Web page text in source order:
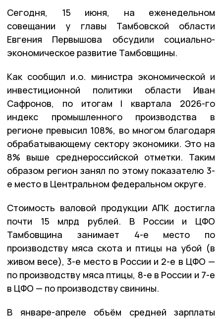
Сегодня, 15 июня, на еженедельном
совещании у главы Тамбовской области
Евгения Первышова обсудили социально-
экономическое развитие Тамбовщины.
Как сообщил и.о. министра экономической и
инвестиционной политики области Иван
Сафронов, по итогам I квартала 2026-го
индекс промышленного производства в
регионе превысил 108%, во многом благодаря
обрабатывающему сектору экономики. Это на
8% выше среднероссийской отметки. Таким
образом регион занял по этому показателю 3-
е место в Центральном федеральном округе.
Стоимость валовой продукции АПК достигла
почти 15 млрд рублей. В России и ЦФО
Тамбовщина занимает 4-е место по
производству мяса скота и птицы на убой (в
живом весе), 3-е место в России и 2-е в ЦФО —
по производству мяса птицы, 8-е в России и 7-е
в ЦФО — по производству свинины.
В январе-апреле объём средней зарплаты